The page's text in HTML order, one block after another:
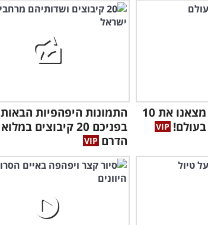
מבודדים - ויפיפיים: מצאנו את 10
התמונות היפהפיות הבאות
בפניכם 20 קיבוצים במלוא
הדרם